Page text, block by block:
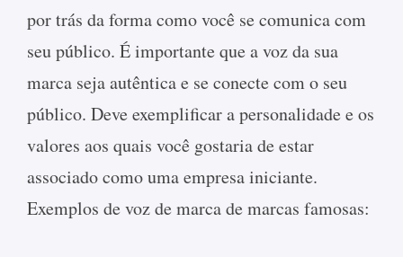
por trás da forma como você se comunica com
seu público. É importante que a voz da sua
marca seja autêntica e se conecte com o seu
público. Deve exemplificar a personalidade e os
valores aos quais você gostaria de estar
associado como uma empresa iniciante.
Exemplos de voz de marca de marcas famosas: